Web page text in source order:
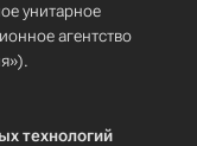
унитарное
агентство
технологий